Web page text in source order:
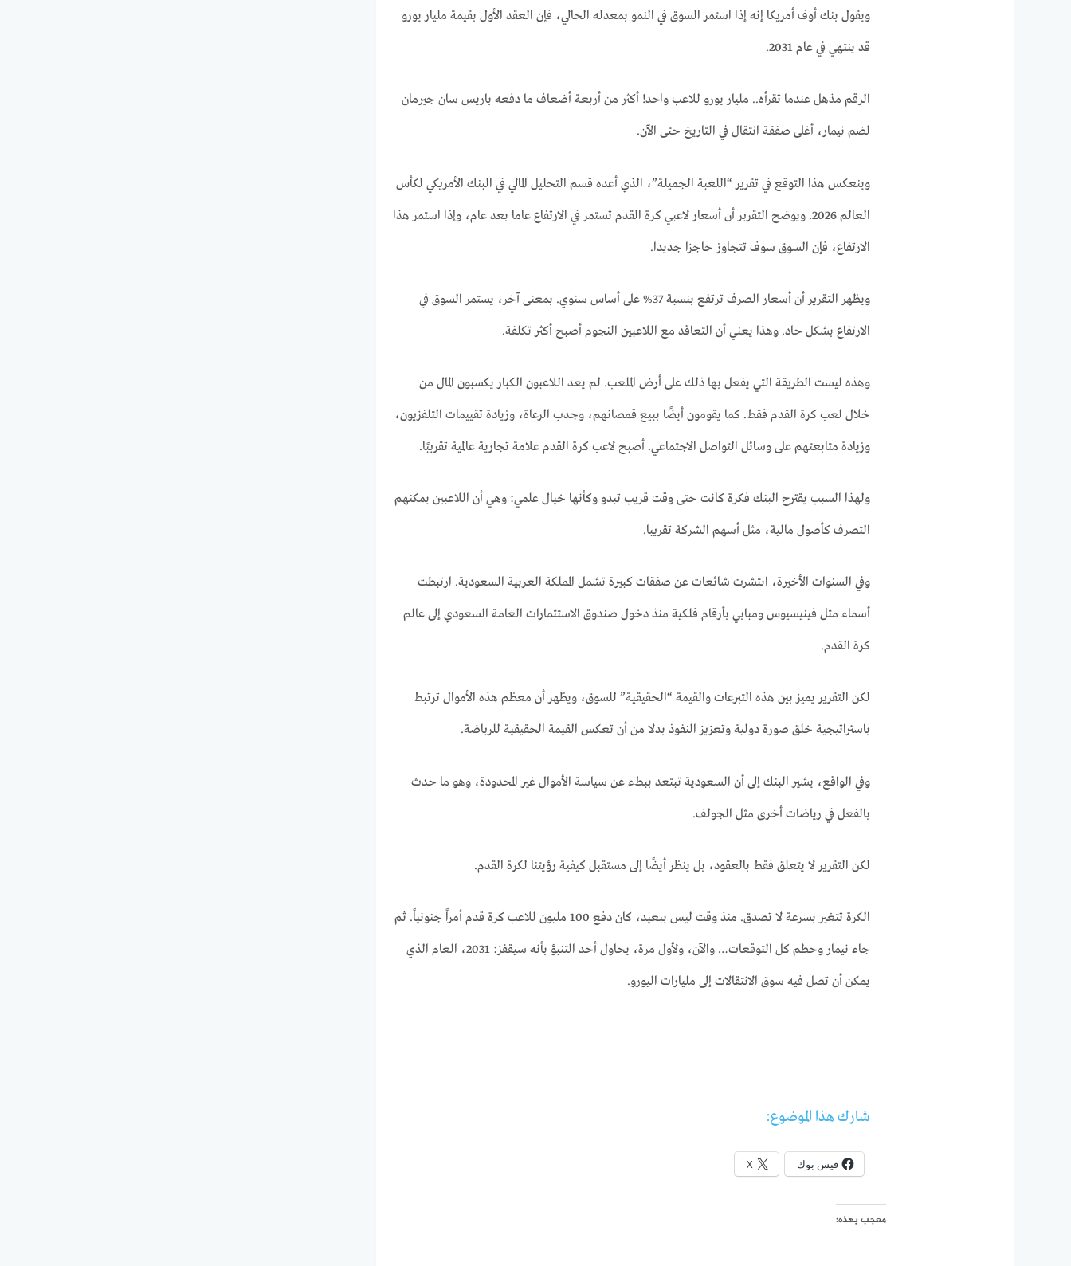
ويقول بنك أوف أمريكا إنه إذا استمر السوق في النمو بمعدله الحالي، فإن العقد الأول بقيمة مليار يورو
قد ينتهي في عام 2031.
الرقم مذهل عندما تقرأه.. مليار يورو للاعب واحد! أكثر من أربعة أضعاف ما دفعه باريس سان جيرمان
لضم نيمار، أغلى صفقة انتقال في التاريخ حتى الآن.
وينعكس هذا التوقع في تقرير “اللعبة الجميلة”، الذي أعده قسم التحليل المالي في البنك الأمريكي لكأس
العالم 2026. ويوضح التقرير أن أسعار لاعبي كرة القدم تستمر في الارتفاع عاما بعد عام، وإذا استمر هذا
الارتفاع، فإن السوق سوف تتجاوز حاجزا جديدا.
ويظهر التقرير أن أسعار الصرف ترتفع بنسبة 37% على أساس سنوي. بمعنى آخر، يستمر السوق في
الارتفاع بشكل حاد. وهذا يعني أن التعاقد مع اللاعبين النجوم أصبح أكثر تكلفة.
وهذه ليست الطريقة التي يفعل بها ذلك على أرض الملعب. لم يعد اللاعبون الكبار يكسبون المال من
خلال لعب كرة القدم فقط. كما يقومون أيضًا ببيع قمصانهم، وجذب الرعاة، وزيادة تقييمات التلفزيون،
وزيادة متابعتهم على وسائل التواصل الاجتماعي. أصبح لاعب كرة القدم علامة تجارية عالمية تقريبًا.
ولهذا السبب يقترح البنك فكرة كانت حتى وقت قريب تبدو وكأنها خيال علمي: وهي أن اللاعبين يمكنهم
التصرف كأصول مالية، مثل أسهم الشركة تقريبا.
وفي السنوات الأخيرة، انتشرت شائعات عن صفقات كبيرة تشمل المملكة العربية السعودية. ارتبطت
أسماء مثل فينيسيوس ومبابي بأرقام فلكية منذ دخول صندوق الاستثمارات العامة السعودي إلى عالم
كرة القدم.
لكن التقرير يميز بين هذه التبرعات والقيمة “الحقيقية” للسوق، ويظهر أن معظم هذه الأموال ترتبط
باستراتيجية خلق صورة دولية وتعزيز النفوذ بدلا من أن تعكس القيمة الحقيقية للرياضة.
وفي الواقع، يشير البنك إلى أن السعودية تبتعد ببطء عن سياسة الأموال غير المحدودة، وهو ما حدث
بالفعل في رياضات أخرى مثل الجولف.
لكن التقرير لا يتعلق فقط بالعقود، بل ينظر أيضًا إلى مستقبل كيفية رؤيتنا لكرة القدم.
الكرة تتغير بسرعة لا تصدق. منذ وقت ليس ببعيد، كان دفع 100 مليون للاعب كرة قدم أمراً جنونياً. ثم
جاء نيمار وحطم كل التوقعات… والآن، ولأول مرة، يحاول أحد التنبؤ بأنه سيقفز: 2031، العام الذي
يمكن أن تصل فيه سوق الانتقالات إلى مليارات اليورو.
شارك هذا الموضوع:
فيس بوك X
معجب بهذه: